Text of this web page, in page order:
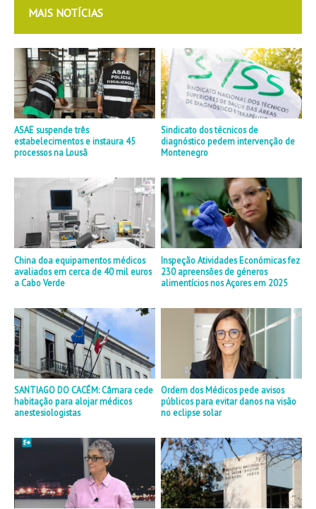
MAIS NOTÍCIAS
ASAE suspende três
estabelecimentos e instaura 45
processos na Lousã
Sindicato dos técnicos de
diagnóstico pedem intervenção de
Montenegro
China doa equipamentos médicos
avaliados em cerca de 40 mil euros
a Cabo Verde
Inspeção Atividades Económicas fez
230 apreensões de géneros
alimentícios nos Açores em 2025
SANTIAGO DO CACÉM: Câmara cede
habitação para alojar médicos
anestesiologistas
Ordem dos Médicos pede avisos
públicos para evitar danos na visão
no eclipse solar